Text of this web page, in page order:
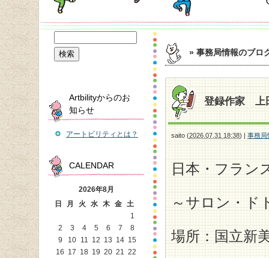
» 事務局情報のブロ
登録作家 上
saito (2026.07.31 18:38) | 事務局
日本・フラン
～サロン・ド
場所：国立新
Artbilityからのお
知らせ
アートビリティとは？
CALENDAR
2026年8月
日
月 火 水 木 金 土
1
2
3 4 5 6 7
8
9
10 11 12 13 14 15
16 17 18 19 20 21 22